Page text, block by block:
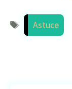
Étiquettes
Astuce